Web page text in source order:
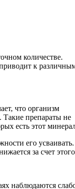
количестве.
к
что организм
Такие препараты не
есть этот
его
за счет
наблюдаются